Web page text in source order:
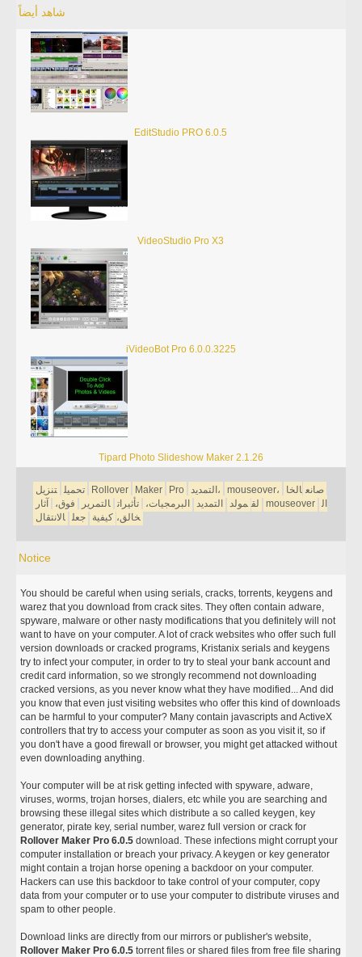
شاهد أيضاً
EditStudio PRO 6.0.5
VideoStudio Pro X3
iVideoBot Pro 6.0.0.3225
Tipard Photo Slideshow Maker 2.1.26
تحميل تنزيل Rollover Maker Pro التمديد، mouseover، صانع الخا
لق مولد التمديد البرمجيات، تأثيرات التمرير فوق، آثار mouseover ال
خالق، كيفية جعل الانتقال
Notice
You should be careful when using serials, cracks, torrents, keygens and
warez that you download from crack sites. They often contain adware,
spyware, malware or other nasty modifications that you definitely will not
want to have on your computer. A lot of crack websites who offer such full
version downloads or cracked programs, Kristanix serials and keygens
try to infect your computer, in order to try to steal your bank account and
credit card information, so we strongly recommend not downloading
cracked versions, as you never know what they have modified... And did
you know that even just visiting websites who offer this kind of downloads
can be harmful to your computer? Many contain javascripts and ActiveX
controllers that try to access your computer as soon as you visit it, so if
you don't have a good firewall or browser, you might get attacked without
even downloading anything.
Your computer will be at risk getting infected with spyware, adware,
viruses, worms, trojan horses, dialers, etc while you are searching and
browsing these illegal sites which distribute a so called keygen, key
generator, pirate key, serial number, warez full version or crack for
Rollover Maker Pro 6.0.5 download. These infections might corrupt your
computer installation or breach your privacy. A keygen or key generator
might contain a trojan horse opening a backdoor on your computer.
Hackers can use this backdoor to take control of your computer, copy
data from your computer or to use your computer to distribute viruses and
spam to other people.
Download links are directly from our mirrors or publisher's website,
Rollover Maker Pro 6.0.5 torrent files or shared files from free file sharing